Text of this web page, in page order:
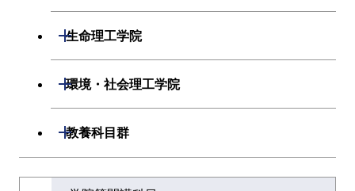
エネルギーコース
応用化学コース
専門科目
数理・計算科学系
開閉
知能情報コース
情報工学コース
専門科目
生命理工学院
開閉
生命理工学系
開閉
ライフエンジニアリングコ
ース
環境・社会理工学院
開閉
建築学系
開閉
教養科目群
開閉
文系教養科目
大学院課程を切り替える